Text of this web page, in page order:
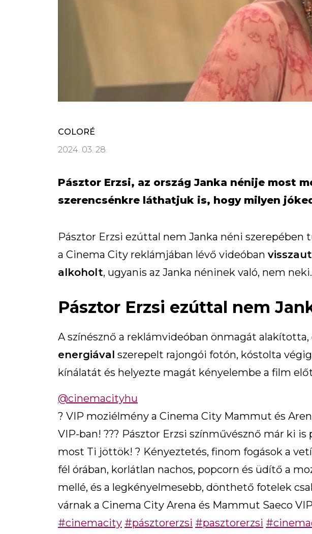
COLORÉ
2024. 03. 28.
Pásztor Erzsi, az ország Janka nénije most
szerencsénkre láthatjuk is, hogy milyen
Pásztor Erzsi ezúttal nem Janka néni szerepében
a Cinema City reklámjában lévő videóban
alkoholt, ugyanis az Janka néninek való, nem neki.
Pásztor Erzsi ezúttal nem
A színésznő a reklámvideóban önmagát alakította,
energiával szerepelt rajongói fotón, kóstolta
kínálatát és helyezte magát kényelembe a film
@cinemacityhu
? VIP moziélmény a Cinema City Mammut és
VIP-ban! ??? Pásztor Erzsi színművésznő már ki is
most Ti jöttök! ? Kényeztetés, finom fogások a
fél órában, korlátlan nachos, popcorn és üdítő a
mellé, és a legkényelmesebb, dönthető fotelek
várnak a Cinema City Arena és Mammut Saeco
#cinemacity #pásztorerzsi #pasztorerzsi